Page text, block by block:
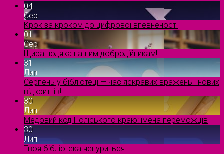
04
Сер
Крок за кроком до цифрової впевненості
01
Сер
Щира подяка нашим добродійникам!
31
Лип
Серпень у бібліотеці — час яскравих вражень і нових
відкриттів!
30
Лип
Медовий код Поліського краю: імена переможців
30
Лип
Твоя бібліотека чепуриться